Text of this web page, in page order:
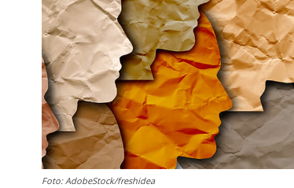
Foto: AdobeStock/freshidea